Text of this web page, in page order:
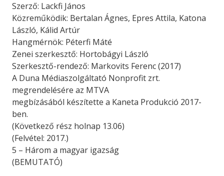
Szerző: Lackfi János
Közreműködik: Bertalan Ágnes, Epres Attila, Katona
László, Kálid Artúr
Hangmérnök: Péterfi Máté
Zenei szerkesztő: Hortobágyi László
Szerkesztő-rendező: Markovits Ferenc (2017)
A Duna Médiaszolgáltató Nonprofit zrt.
megrendelésére az MTVA
megbízásából készítette a Kaneta Produkció 2017-
ben.
(Következő rész holnap 13.06)
(Felvétel: 2017.)
5 – Három a magyar igazság
(BEMUTATÓ)